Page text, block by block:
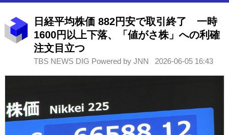
日経平均株価 882円安で取引終了 一時
1600円以上下落、「値がさ株」への利確
注文目立つ
TBS NEWS DIG Powered by JNN 2026-06-05 16:43